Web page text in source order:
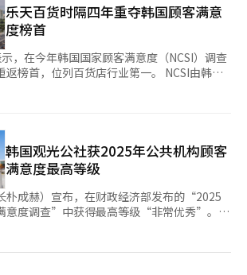
乐天百货时隔四年重夺韩国顾客满意
度榜首
，在今年韩国国家顾客满意度（NCSI）调查
，位列百货店行业第一。 NCSI由韩国
美国密歇根大学共同开发，是韩国具有代表
的零售创新，不断优化门店业态和购物环
平。公司围绕全国核心门店推进升级改造，其
完成全面翻新，目标打造年销售额1万亿韩元
正式开业的芦原店则新增美妆、生鲜美食等
室店和总店持续打造集
一体的复合型消费空间，2024年至2025年连
售额5万亿韩元（约合人民币226万元）。去
场时尚、餐饮等主题快闪活动，总店则通过
韩国时尚品牌专区等举措，持续吸引国内外消
韩国观光公社获2025年公共机构顾客
满意度最高等级
朴成赫）宣布，在财政经济部发布的“2025
意度调查”中获得最高等级“非常优秀”。该
进行，旨在提升公共机构服务质量和公众满
佳五个等级。在此次调查中，观光公社是文化